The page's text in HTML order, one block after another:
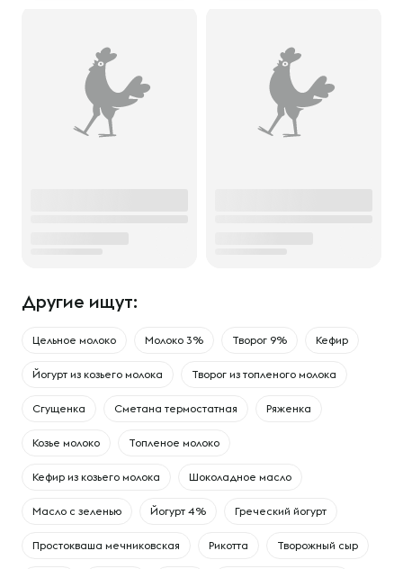
Другие ищут:
Цельное молоко Молоко 3% Творог 9% Кефир
Йогурт из козьего молока Творог из топленого молока
Сгущенка Сметана термостатная Ряженка
Козье молоко Топленое молоко
Кефир из козьего молока Шоколадное масло
Масло с зеленью Йогурт 4% Греческий йогурт
Простокваша мечниковская Рикотта Творожный сыр